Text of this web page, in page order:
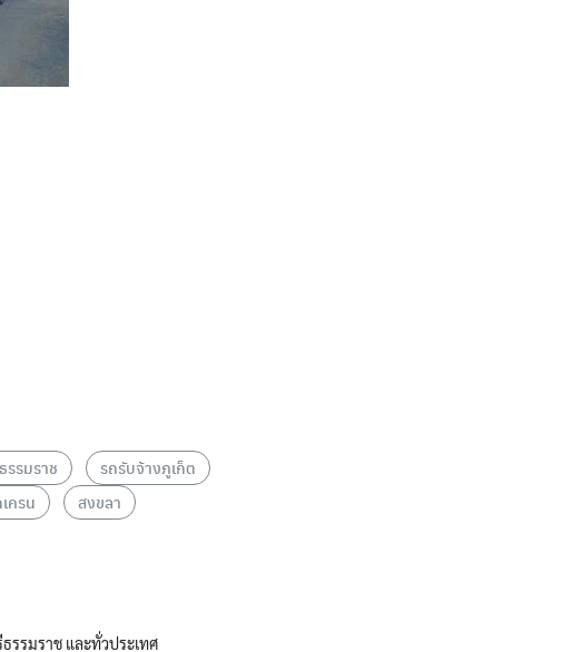
รรมราช
รถรับจ้างภูเก็ต
ครน
สงขลา
รรมราช และทั่วประเทศ